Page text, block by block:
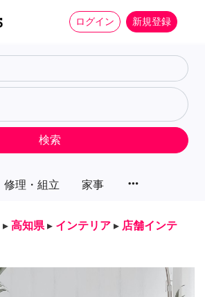
ログイン 新規登録
修理・組立 家事 more_horiz
検索
▸ 高知県 ▸ インテリア ▸ 店舗インテ